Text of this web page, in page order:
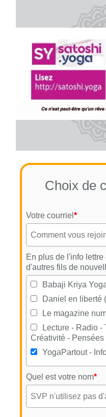
Choix de
Votre courriel *
En plus de l'info
d'autres fils de
Babaji Kriya
Daniel en liberté
Le magazine
Lecture - Radio -
Créativité -
YogaPartout -
Quel est votre nom*